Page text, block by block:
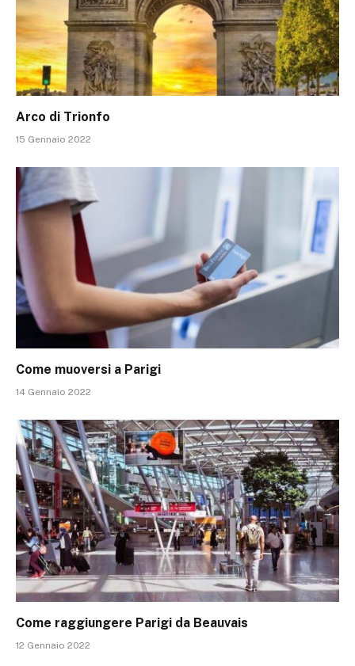
Arco di Trionfo
15 Gennaio 2022
Come muoversi a Parigi
14 Gennaio 2022
Come raggiungere Parigi da Beauvais
12 Gennaio 2022